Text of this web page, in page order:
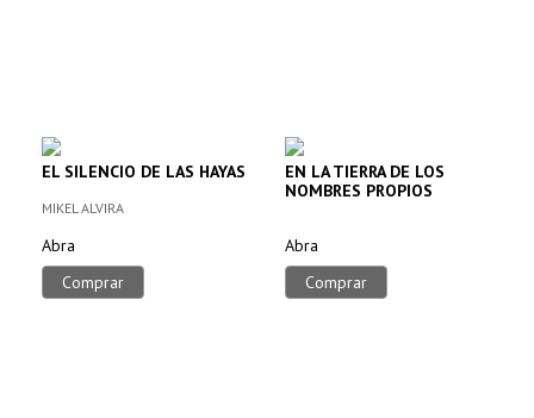
EL SILENCIO DE LAS HAYAS
MIKEL ALVIRA
Abra
Comprar
EN LA TIERRA DE LOS
NOMBRES PROPIOS
Abra
Comprar